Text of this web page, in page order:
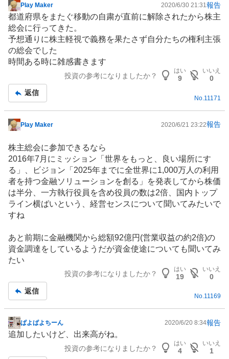
掲
示
板
記
事
Play Maker 2020/6/30 21:31報告
都道府県をまたぐ移動の自粛が直前に解除されたから株主
総会に行ってきた。
予想通りに株主軽視で義務を果たさず自分たちの権利主張
の総会でした
時間ある時に雑感書きます
投資の参考になりましたか？
はい
9
いいえ
0
返信
No.11171
掲
板
記
事
Play Maker 2020/6/21 23:22報告
株主総会に参加できるなら
2016年7月にミッション「世界をもっと、良い場所にす
る」、ビジョン「2025年までに全世界に1,000万人の利用
者を持つ金融ソリューションを創る」を発表してから株価
は半分、一方執行役員を含め役員の数は2倍、国内トップ
ライン横ばいという、経営センスについて聞いてみたいで
すね
あと前期に金融機関から総額92億円(営業収益の約2倍)の
資金調達をしているようだが資金使途についても聞いてみ
たい
投資の参考になりましたか？
はい
19
いいえ
0
返信
No.11169
掲
示
ぱよぱよちーん 2020/6/20 8:34報告
追加したいけど、出来高がね。
投資の参考になりましたか？
はい
4
いいえ
1